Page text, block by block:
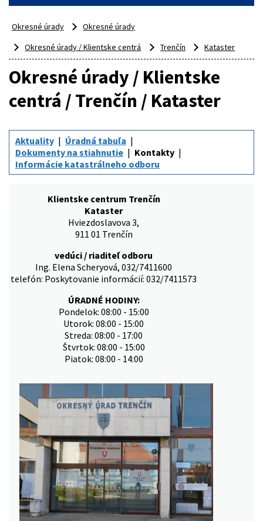
Okresné úrady
Okresné úrady
Okresné úrady / Klientske centrá
Trenčín Kataster
Okresné úrady / Klientske
centrá / Trenčín / Kataster
Aktuality
Úradná tabuľa
Dokumenty na stiahnutie
Kontakty
Informácie katastrálneho odboru
Klientske centrum Trenčín
Kataster
Hviezdoslavova 3,
911 01 Trenčín
vedúci / riaditeľ odboru
Ing. Elena Scheryová, 032/7411600
telefón: Poskytovanie informácií: 032/7411573
ÚRADNÉ HODINY:
Pondelok: 08:00 - 15:00
Utorok: 08:00 - 15:00
Streda: 08:00 - 17:00
Štvrtok: 08:00 - 15:00
Piatok: 08:00 - 14:00